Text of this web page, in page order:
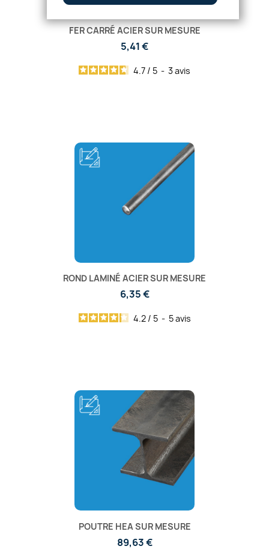
FER CARRÉ ACIER SUR MESURE
5,41 €
4.7 / 5 - 3avis
ROND LAMINÉ ACIER SUR MESURE
6,35 €
4.2 / 5 - 5avis
POUTRE HEA SUR MESURE
89,63 €